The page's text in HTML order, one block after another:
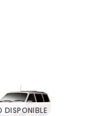
DISPONIBLE